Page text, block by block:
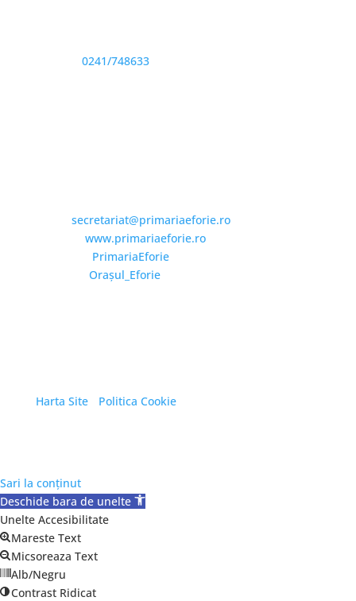
0241/748633
secretariat@primariaeforie.ro
www.primariaeforie.ro
PrimariaEforie
Oraşul_Eforie
Harta Site/ Politica Cookie
Sari la conținut
Deschide bara de unelte
Unelte Accesibilitate
Mareste Text
Micsoreaza Text
Alb/Negru
Contrast Ridicat